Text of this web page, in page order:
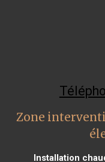
Zone
Installation